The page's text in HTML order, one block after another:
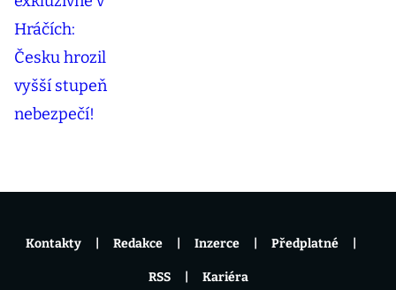
Kontakty Redakce Inzerce Předplatné
RSS Kariéra